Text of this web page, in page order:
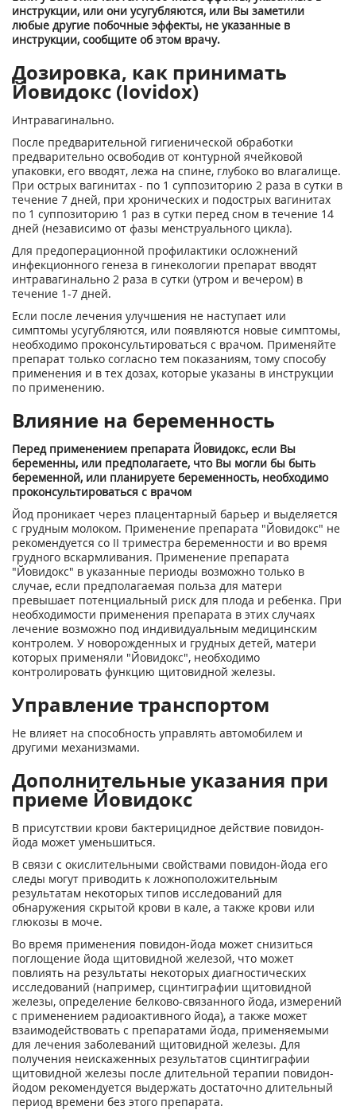
инструкции, или они усугубляются, или Вы заметили
любые другие побочные эффекты, не указанные в
инструкции, сообщите об этом врачу.
Дозировка, как принимать
Йовидокс (Iovidox)
Интравагинально.
После предварительной гигиенической обработки
предварительно освободив от контурной ячейковой
упаковки, его вводят, лежа на спине, глубоко во влагалище.
При острых вагинитах - по 1 суппозиторию 2 раза в сутки в
течение 7 дней, при хронических и подострых вагинитах
по 1 суппозиторию 1 раз в сутки перед сном в течение 14
дней (независимо от фазы менструального цикла).
Для предоперационной профилактики осложнений
инфекционного генеза в гинекологии препарат вводят
интравагинально 2 раза в сутки (утром и вечером) в
течение 1-7 дней.
Если после лечения улучшения не наступает или
симптомы усугубляются, или появляются новые симптомы,
необходимо проконсультироваться с врачом. Применяйте
препарат только согласно тем показаниям, тому способу
применения и в тех дозах, которые указаны в инструкции
по применению.
Влияние на беременность
Перед применением препарата Йовидокс, если Вы
беременны, или предполагаете, что Вы могли бы быть
беременной, или планируете беременность, необходимо
проконсультироваться с врачом
Йод проникает через плацентарный барьер и выделяется
с грудным молоком. Применение препарата "Йовидокс" не
рекомендуется со II триместра беременности и во время
грудного вскармливания. Применение препарата
"Йовидокс" в указанные периоды возможно только в
случае, если предполагаемая польза для матери
превышает потенциальный риск для плода и ребенка. При
необходимости применения препарата в этих случаях
лечение возможно под индивидуальным медицинским
контролем. У новорожденных и грудных детей, матери
которых применяли "Йовидокс", необходимо
контролировать функцию щитовидной железы.
Управление транспортом
Не влияет на способность управлять автомобилем и
другими механизмами.
Дополнительные указания при
приеме Йовидокс
В присутствии крови бактерицидное действие повидон-
йода может уменьшиться.
В связи с окислительными свойствами повидон-йода его
следы могут приводить к ложноположительным
результатам некоторых типов исследований для
обнаружения скрытой крови в кале, а также крови или
глюкозы в моче.
Во время применения повидон-йода может снизиться
поглощение йода щитовидной железой, что может
повлиять на результаты некоторых диагностических
исследований (например, сцинтиграфии щитовидной
железы, определение белково-связанного йода, измерений
с применением радиоактивного йода), а также может
взаимодействовать с препаратами йода, применяемыми
для лечения заболеваний щитовидной железы. Для
получения неискаженных результатов сцинтиграфии
щитовидной железы после длительной терапии повидон-
йодом рекомендуется выдержать достаточно длительный
период времени без этого препарата.